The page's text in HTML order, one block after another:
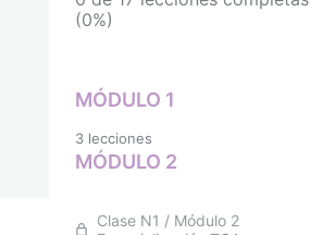
(0%)
MÓDULO 1
3 lecciones
MÓDULO 2
Clase N1 / Módulo 2